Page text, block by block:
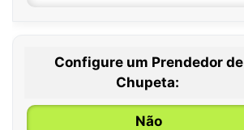
0 / 6 meses
6 / 36 meses
Configure um Prendedor de
Chupeta:
Não